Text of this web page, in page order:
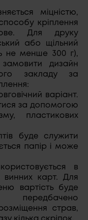
міцністю,
кріплення
Для друку
або щільний
не менше 300 г),
дизайн
закладу за
варіант.
за допомогою
пластикових
буде служити
папір і може
в
карт. Для
вартість буде
страв,